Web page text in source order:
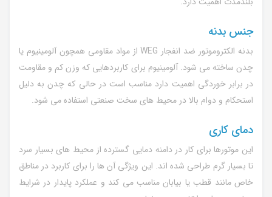
جنس بدنه
بدنه الکتروموتور ضد انفجار WEG از مواد مقاومی همچون آلومینیوم یا
چدن ساخته می شود. آلومینیوم برای کاربردهایی که وزن کم و مقاومت
در برابر خوردگی اهمیت دارد مناسب است در حالی که چدن به دلیل
استحکام و دوام بالا در محیط های سخت صنعتی استفاده می شود.
دمای کاری
این موتورها برای کار در دامنه دمایی گسترده از محیط های بسیار سرد
تا بسیار گرم طراحی شده اند. این ویژگی آن ها را برای کاربرد در مناطق
خاص مانند قطب یا بیابان مناسب می کند و عملکرد پایدار در شرایط